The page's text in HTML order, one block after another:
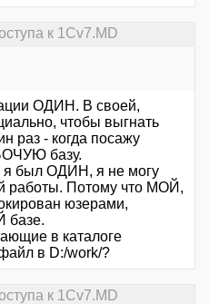
к 1Cv7.MD
ОДИН. В своей,
чтобы выгнать
раз - когда посажу
базу.
я был ОДИН, я не могу
работы. Потому что МОЙ,
юзерами,
базе.
в каталоге
в D:/work/?
к 1Cv7.MD